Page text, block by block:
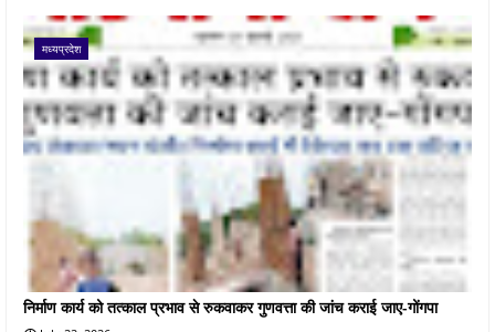
मध्यप्रदेश
निर्माण कार्य को तत्काल प्रभाव से रुकवाकर गुणवत्ता की जांच कराई जाए-गोंगपा